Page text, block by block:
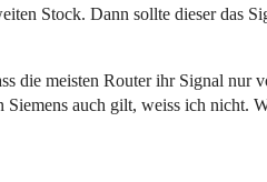
Stock. Dann sollte dieser das
die meisten Router ihr Signal nur
Siemens auch gilt, weiss ich nicht.